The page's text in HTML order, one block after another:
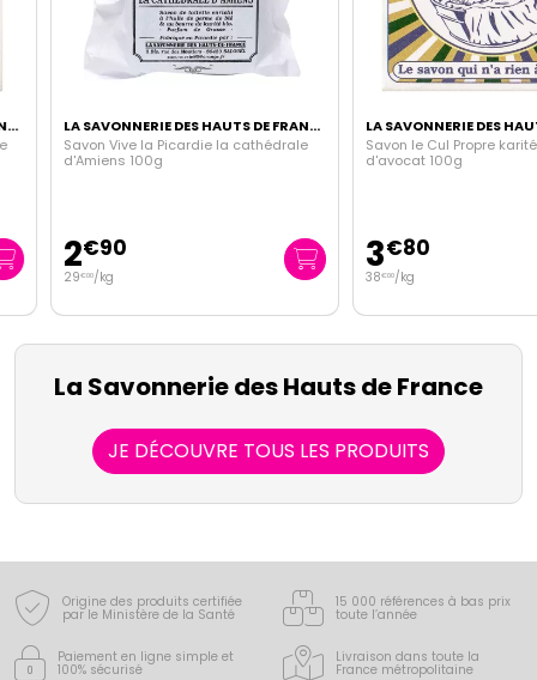
LA SAVONNERIE DES HAUTS DE FRANCE
Savon Vive la Picardie la cathédrale
d'Amiens 100g
€90
/kg
Savon le Cul Propre karité et
d'avocat 100g
€80
/kg
La Savonnerie des Hauts de France
JE DÉCOUVRE TOUS LES PRODUITS
Origine des produits certifiée
par le Ministère de la Santé
15 000 références à bas prix
toute l’année
Paiement en ligne simple et
100% sécurisé
Livraison dans toute la
France métropolitaine